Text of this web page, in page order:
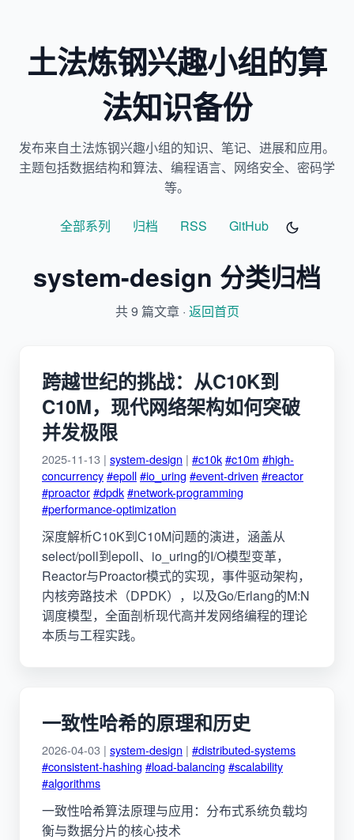
土法炼钢兴趣小组的算
法知识备份
发布来自土法炼钢兴趣小组的知识、笔记、进展和应用。
主题包括数据结构和算法、编程语言、网络安全、密码学
等。
全部系列 归档 RSS GitHub
system-design 分类归档
共 9 篇文章 · 返回首页
跨越世纪的挑战：从C10K到
C10M，现代网络架构如何突破
并发极限
2025-11-13 | system-design | #c10k#c10m #high-
concurrency#epoll#io_uring #event-driven #reactor
#proactor#dpdk#network-programming
#performance-optimization
深度解析C10K到C10M问题的演进，涵盖从
select/poll到epoll、io_uring的I/O模型变革，
Reactor与Proactor模式的实现，事件驱动架构，
内核旁路技术（DPDK），以及Go/Erlang的M:N
调度模型，全面剖析现代高并发网络编程的理论
本质与工程实践。
一致性哈希的原理和历史
2026-04-03 | system-design | #distributed-systems
#consistent-hashing #load-balancing #scalability
#algorithms
一致性哈希算法原理与应用：分布式系统负载均
衡与数据分片的核心技术